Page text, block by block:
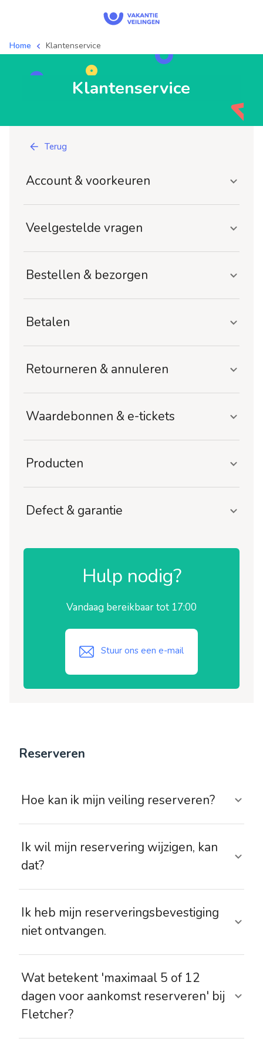
Home Klantenservice
Klantenservice
Terug
Account & voorkeuren
Veelgestelde vragen
Bestellen & bezorgen
Betalen
Retourneren & annuleren
Waardebonnen & e-tickets
Producten
Defect & garantie
Hulp nodig?
Vandaag bereikbaar tot 17:00
Stuur ons een e-mail
Reserveren
Hoe kan ik mijn veiling reserveren?
Ik wil mijn reservering wijzigen, kan
dat?
Ik heb mijn reserveringsbevestiging
niet ontvangen.
Wat betekent 'maximaal 5 of 12
dagen voor aankomst reserveren' bij
Fletcher?